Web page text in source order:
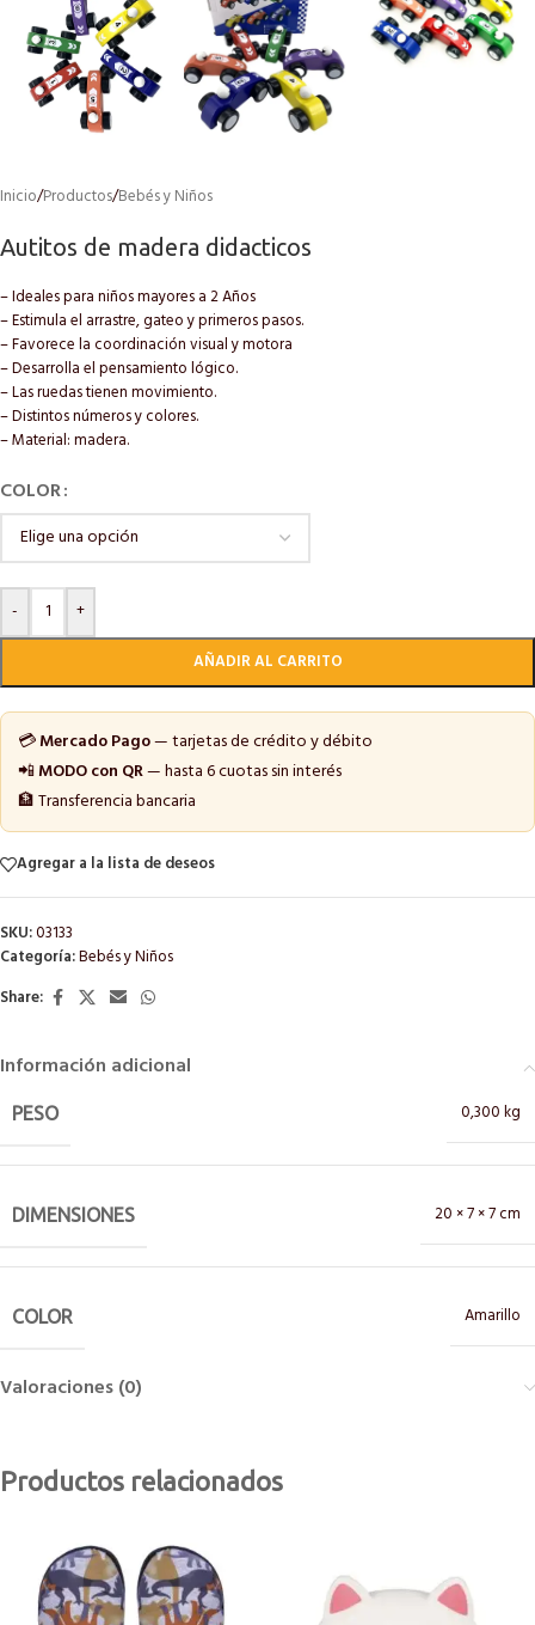
Inicio/Productos/Bebés y Niños
Autitos de madera didacticos
– Ideales para niños mayores a 2 Años
– Estimula el arrastre, gateo y primeros pasos.
– Favorece la coordinación visual y motora
– Desarrolla el pensamiento lógico.
– Las ruedas tienen movimiento.
– Distintos números y colores.
– Material: madera.
COLOR
-
+
AÑADIR AL CARRITO
💳Mercado Pago— tarjetas de crédito y débito
📲MODO con QR— hasta 6 cuotas sin interés
🏦 Transferencia bancaria
Agregar a la lista de deseos
SKU:03133
Categoría:Bebés y Niños
Share:
Información adicional
PESO 0,300 kg
DIMENSIONES 20 × 7 × 7 cm
COLOR Amarillo
Valoraciones (0)
Productos relacionados